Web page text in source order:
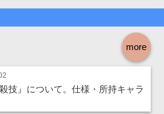
more
殺技』について。仕様・所持キャラ